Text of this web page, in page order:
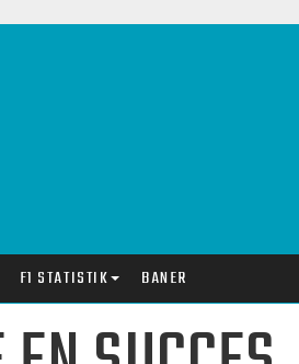
F1 STATISTIK BANER